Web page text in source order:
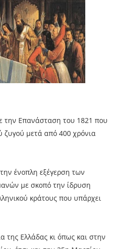
την Επανάσταση του 1821 που
ζυγού μετά από 400 χρόνια
ένοπλη εξέγερση των
με σκοπό την ίδρυση
κράτους που υπάρχει
της Ελλάδας κι όπως και στην